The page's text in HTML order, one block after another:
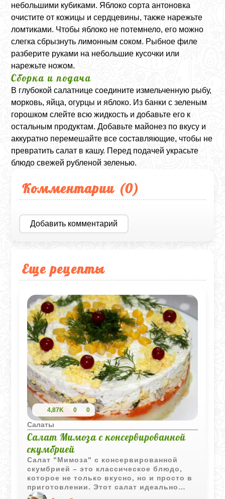
небольшими кубиками. Яблоко сорта антоновка
очистите от кожицы и сердцевины, также нарежьте
ломтиками. Чтобы яблоко не потемнело, его можно
слегка сбрызнуть лимонным соком. Рыбное филе
разберите руками на небольшие кусочки или
нарежьте ножом.
Сборка и подача
В глубокой салатнице соедините измельченную рыбу,
морковь, яйца, огурцы и яблоко. Из банки с зеленым
горошком слейте всю жидкость и добавьте его к
остальным продуктам. Добавьте майонез по вкусу и
аккуратно перемешайте все составляющие, чтобы не
превратить салат в кашу. Перед подачей украсьте
блюдо свежей рубленой зеленью.
Комментарии (0)
Добавить комментарий
Еще рецепты
4,87K 0 0
Салаты
Салат Мимоза с консервированной
скумбрией
Салат "Мимоза" с консервированной
скумбрией – это классическое блюдо,
которое не только вкусно, но и просто в
приготовлении. Этот салат идеально
подходит для праздничного стола или